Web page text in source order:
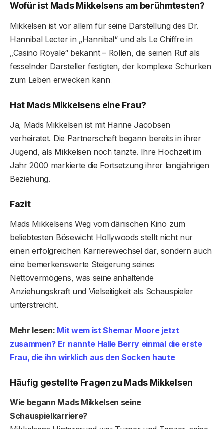
Wofür ist Mads Mikkelsens am berühmtesten?
Mikkelsen ist vor allem für seine Darstellung des Dr.
Hannibal Lecter in „Hannibal“ und als Le Chiffre in
„Casino Royale“ bekannt – Rollen, die seinen Ruf als
fesselnder Darsteller festigten, der komplexe Schurken
zum Leben erwecken kann.
Hat Mads Mikkelsens eine Frau?
Ja, Mads Mikkelsen ist mit Hanne Jacobsen
verheiratet. Die Partnerschaft begann bereits in ihrer
Jugend, als Mikkelsen noch tanzte. Ihre Hochzeit im
Jahr 2000 markierte die Fortsetzung ihrer langjährigen
Beziehung.
Fazit
Mads Mikkelsens Weg vom dänischen Kino zum
beliebtesten Bösewicht Hollywoods stellt nicht nur
einen erfolgreichen Karrierewechsel dar, sondern auch
eine bemerkenswerte Steigerung seines
Nettovermögens, was seine anhaltende
Anziehungskraft und Vielseitigkeit als Schauspieler
unterstreicht.
Mehr lesen: Mit wem ist Shemar Moore jetzt
zusammen? Er nannte Halle Berry einmal die erste
Frau, die ihn wirklich aus den Socken haute
Häufig gestellte Fragen zu Mads Mikkelsen
Wie begann Mads Mikkelsen seine
Schauspielkarriere?